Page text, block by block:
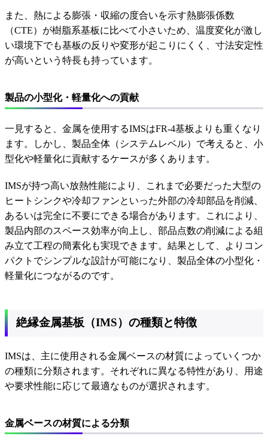
また、熱による膨張・収縮の度合いを示す熱膨張係数
（CTE）が樹脂系基板に比べて小さいため、温度変化が激し
い環境下でも基板の反りや変形が起こりにくく、寸法安定性
が高いという特長も持っています。
製品の小型化・軽量化への貢献
一見すると、金属を使用するIMSはFR-4基板よりも重くなり
ます。しかし、製品全体（システムレベル）で考えると、小
型化や軽量化に貢献するケースが多くあります。
IMSが持つ高い放熱性能により、これまで必要だった大型の
ヒートシンクや冷却ファンといった外部の冷却部品を削減、
あるいは完全に不要にできる場合があります。これにより、
製品内部のスペース効率が向上し、部品点数の削減による組
み立て工程の簡素化も実現できます。結果として、よりコン
パクトでシンプルな設計が可能になり、製品全体の小型化・
軽量化につながるのです。
絶縁金属基板（IMS）の種類と特徴
IMSは、主に使用される金属ベースの材質によっていくつか
の種類に分類されます。それぞれに異なる特性があり、用途
や要求性能に応じて最適なものが選択されます。
金属ベースの材質による分類